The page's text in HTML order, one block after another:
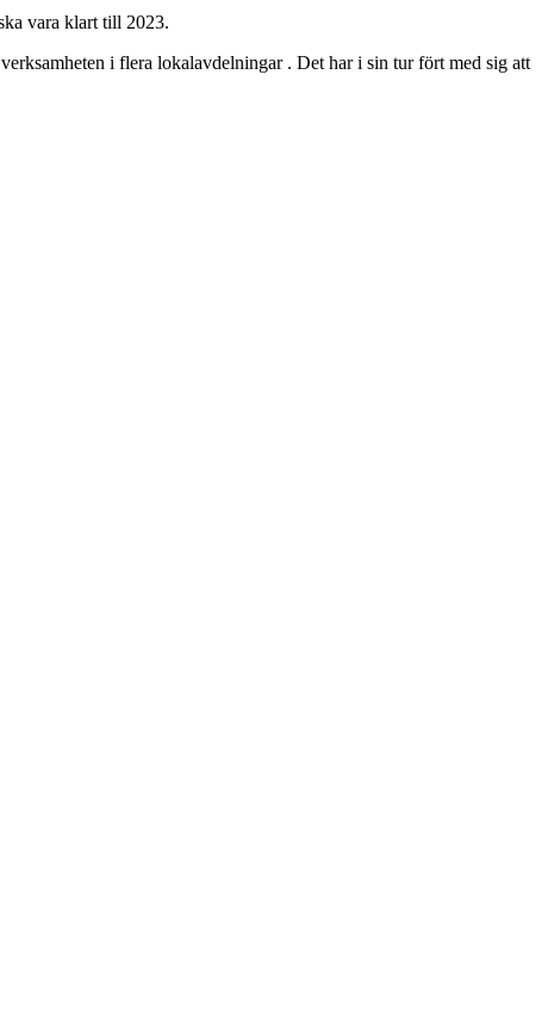
vara klart till 2023.
i flera lokalavdelningar . Det har i sin tur fört med sig att